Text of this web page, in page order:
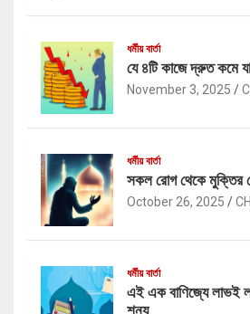
ধর্মীয় বার্তা
যে ৪টি কাজে দ্রুত কমে
November 3, 2025
ধর্মীয় বার্তা
সকল রোগ থেকে মুক্তির
October 26, 2025
ধর্মীয় বার্তা
এই এক বাণিজ্যে লাভই